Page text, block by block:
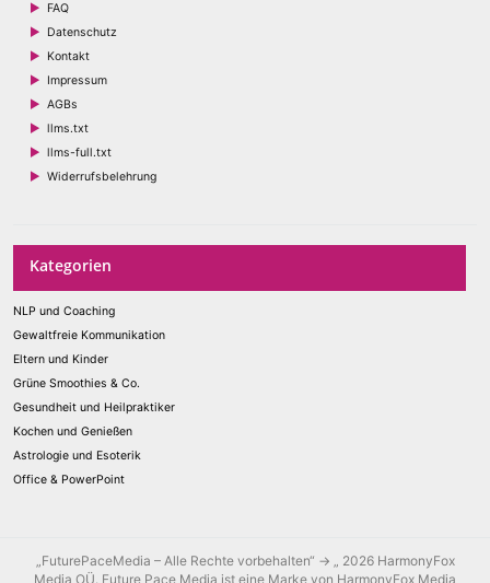
FAQ
Datenschutz
Kontakt
Impressum
AGBs
llms.txt
llms-full.txt
Widerrufsbelehrung
Kategorien
NLP und Coaching
Gewaltfreie Kommunikation
Eltern und Kinder
Grüne Smoothies & Co.
Gesundheit und Heilpraktiker
Kochen und Genießen
Astrologie und Esoterik
Office & PowerPoint
„FuturePaceMedia – Alle Rechte vorbehalten“ → „ 2026 HarmonyFox
Media OÜ. Future Pace Media ist eine Marke von HarmonyFox Media